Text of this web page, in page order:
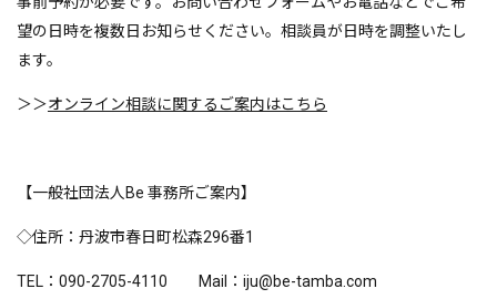
望の日時を複数日お知らせください。相談員が日時を調整いたし
ます。
＞＞オンライン相談に関するご案内はこちら
【一般社団法人Be 事務所ご案内】
◇住所：丹波市春日町松森296番1
TEL：090-2705-4110 Mail：iju@be-tamba.com